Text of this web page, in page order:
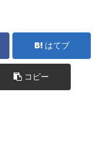
はてブ
コピー